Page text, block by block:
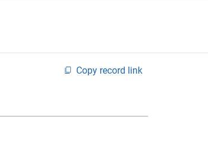
Copy record link